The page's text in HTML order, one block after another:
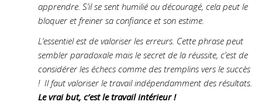
apprendre. S’il se sent humilié ou découragé, cela peut le
bloquer et freiner sa confiance et son estime.
L’essentiel est de valoriser les erreurs. Cette phrase peut
sembler paradoxale mais le secret de la réussite, c’est de
considérer les échecs comme des tremplins vers le succès
! Il faut valoriser le travail indépendamment des résultats.
Le vrai but, c’est le travail intérieur !